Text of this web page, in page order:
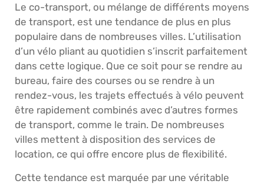
Le co-transport, ou mélange de différents moyens
de transport, est une tendance de plus en plus
populaire dans de nombreuses villes. L’utilisation
d’un vélo pliant au quotidien s’inscrit parfaitement
dans cette logique. Que ce soit pour se rendre au
bureau, faire des courses ou se rendre à un
rendez-vous, les trajets effectués à vélo peuvent
être rapidement combinés avec d’autres formes
de transport, comme le train. De nombreuses
villes mettent à disposition des services de
location, ce qui offre encore plus de flexibilité.
Cette tendance est marquée par une véritable